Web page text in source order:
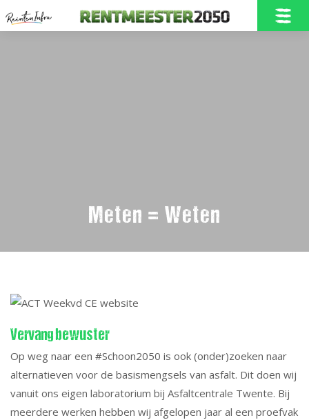
Doelstellingen
En verder.....
Meten = Weten
Vervang bewuster
Op weg naar een #Schoon2050 is ook (onder)zoeken naar
alternatieven voor de basismengsels van asfalt. Dit doen wij
vanuit ons eigen laboratorium bij Asfaltcentrale Twente. Bij
meerdere werken hebben wij afgelopen jaar al een proefvak